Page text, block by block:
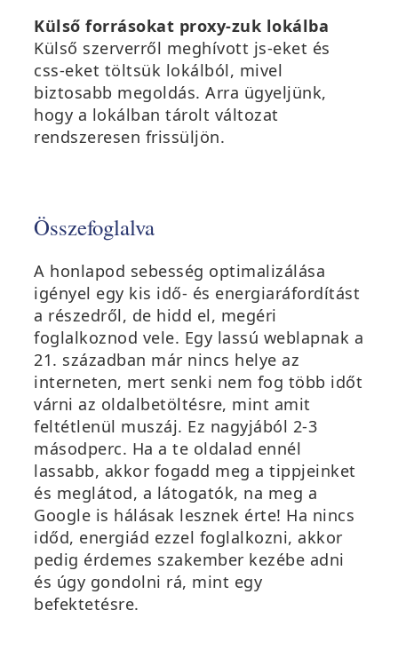
Külső forrásokat proxy-zuk lokálba
Külső szerverről meghívott js-eket és
css-eket töltsük lokálból, mivel
biztosabb megoldás. Arra ügyeljünk,
hogy a lokálban tárolt változat
rendszeresen frissüljön.
Összefoglalva
A honlapod sebesség optimalizálása
igényel egy kis idő- és energiaráfordítást
a részedről, de hidd el, megéri
foglalkoznod vele. Egy lassú weblapnak a
21. században már nincs helye az
interneten, mert senki nem fog több időt
várni az oldalbetöltésre, mint amit
feltétlenül muszáj. Ez nagyjából 2-3
másodperc. Ha a te oldalad ennél
lassabb, akkor fogadd meg a tippjeinket
és meglátod, a látogatók, na meg a
Google is hálásak lesznek érte! Ha nincs
időd, energiád ezzel foglalkozni, akkor
pedig érdemes szakember kezébe adni
és úgy gondolni rá, mint egy
befektetésre.